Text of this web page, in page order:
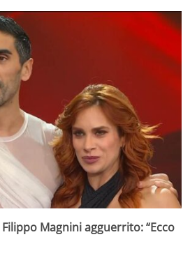
Magnini agguerrito: “Ecco